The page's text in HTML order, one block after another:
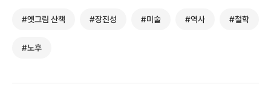
#옛그림 산책 #장진성 #미술 #역사 #철학
#노후